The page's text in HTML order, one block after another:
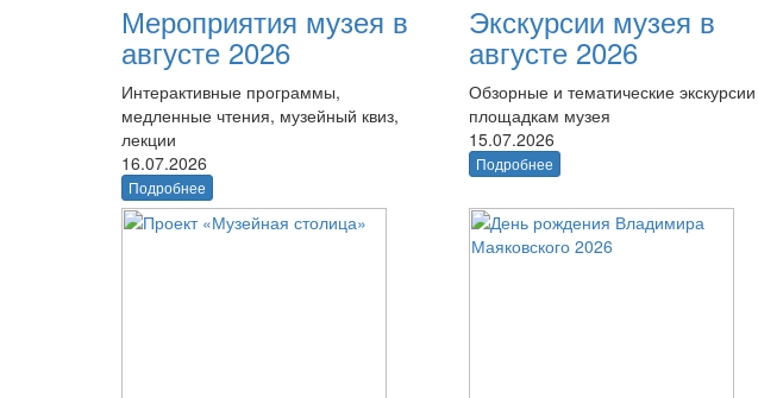
Мероприятия музея в
августе 2026
Интерактивные программы,
медленные чтения, музейный квиз,
лекции
16.07.2026
Подробнее
Экскурсии музея в
августе 2026
Обзорные и тематические
площадкам музея
15.07.2026
Подробнее